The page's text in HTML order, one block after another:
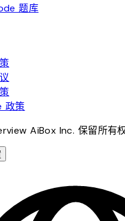
题库
政策
AiBox Inc. 保留所有权